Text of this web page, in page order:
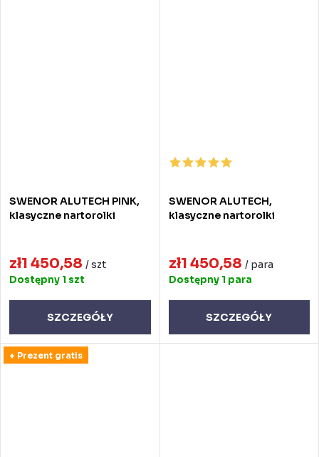
SWENOR ALUTECH PINK,
klasyczne nartorolki
zł1 450,58 / szt
Dostępny 1 szt
SZCZEGÓŁY
SWENOR ALUTECH,
klasyczne nartorolki
zł1 450,58 / para
Dostępny 1 para
SZCZEGÓŁY
+ Prezent gratis